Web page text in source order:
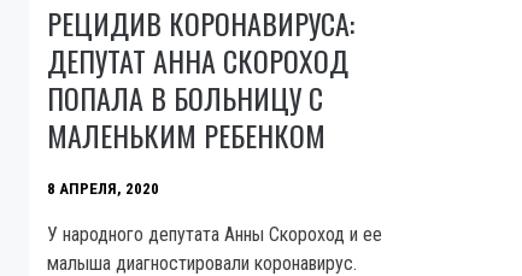
РЕЦИДИВ КОРОНАВИРУСА:
ДЕПУТАТ АННА СКОРОХОД
ПОПАЛА В БОЛЬНИЦУ С
МАЛЕНЬКИМ РЕБЕНКОМ
8 АПРЕЛЯ, 2020
У народного депутата Анны Скороход и ее
малыша диагностировали коронавирус.